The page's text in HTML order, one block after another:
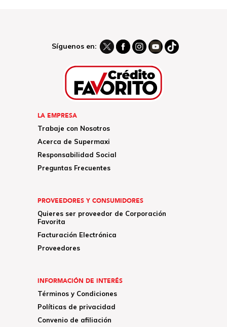
Síguenos en:
LA EMPRESA
Trabaje con Nosotros
Acerca de Supermaxi
Responsabilidad Social
Preguntas Frecuentes
PROVEEDORES Y CONSUMIDORES
Quieres ser proveedor de Corporación
Favorita
Facturación Electrónica
Proveedores
INFORMACIÓN DE INTERÉS
Términos y Condiciones
Políticas de privacidad
Convenio de afiliación